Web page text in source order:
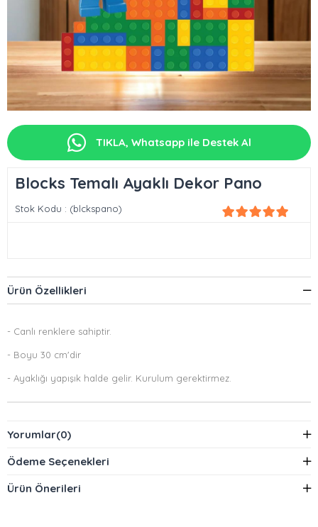
TIKLA, Whatsapp ile Destek Al
Blocks Temalı Ayaklı Dekor Pano
Stok Kodu (blckspano)
Ürün Özellikleri
- Canlı renklere sahiptir.
- Boyu 30 cm'dir
- Ayaklığı yapışık halde gelir. Kurulum gerektirmez.
Yorumlar(0)
Ödeme Seçenekleri
Ürün Önerileri